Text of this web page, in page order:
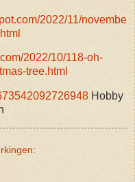
2022/11/novembe
2022/10/118-oh-
tree.html
Hobby